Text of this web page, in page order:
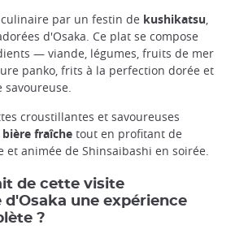
par un festin de kushikatsu,
d'Osaka. Ce plat se compose
— viande, légumes, fruits de mer
panko, frits à la perfection dorée et
savoureuse.
croustillantes et savoureuses
bière fraîche tout en profitant de
animée de Shinsaibashi en soirée.
de cette visite
une expérience
?